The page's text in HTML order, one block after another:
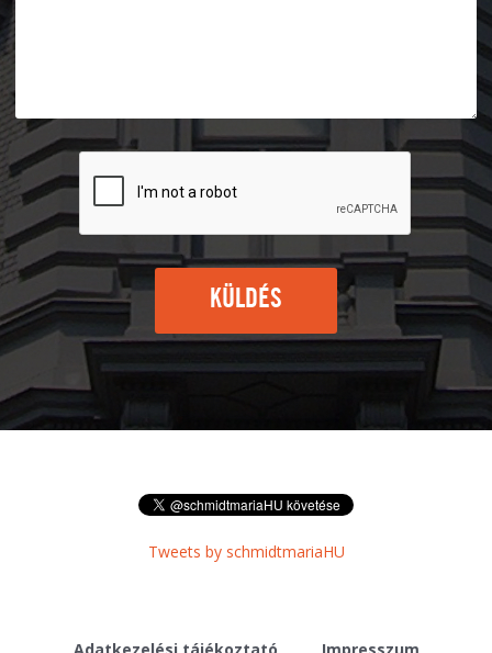
KÜLDÉS
Tweets by schmidtmariaHU